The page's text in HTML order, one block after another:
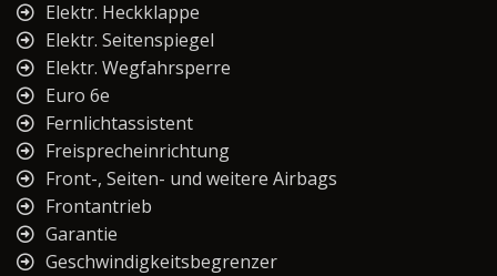
Elektr. Heckklappe
Elektr. Seitenspiegel
Elektr. Wegfahrsperre
Euro 6e
Fernlichtassistent
Freisprecheinrichtung
Front-, Seiten- und weitere Airbags
Frontantrieb
Garantie
Geschwindigkeitsbegrenzer